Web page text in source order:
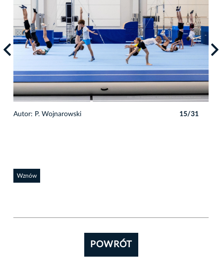
Autor: P. Wojnarowski 15/31
Wznów
POWRÓT